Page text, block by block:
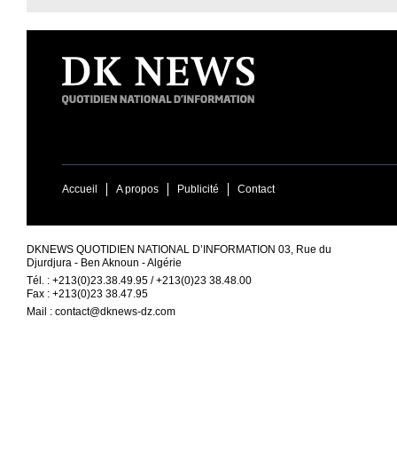
Accueil A propos Publicité Contact
DKNEWS QUOTIDIEN NATIONAL D’INFORMATION 03, Rue du
Djurdjura - Ben Aknoun - Algérie
Tél. : +213(0)23.38.49.95 / +213(0)23 38.48.00
Fax : +213(0)23 38.47.95
Mail : contact@dknews-dz.com